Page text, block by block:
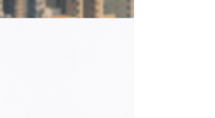
用戶之使用額度並採取法律行